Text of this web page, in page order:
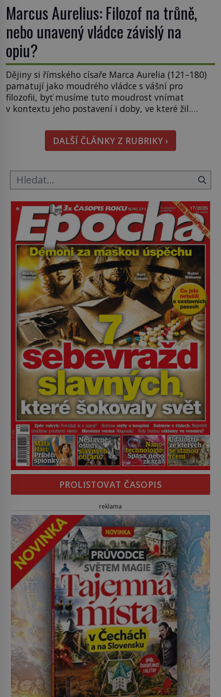
Marcus Aurelius: Filozof na trůně,
nebo unavený vládce závislý na
opiu?
Dějiny si římského císaře Marca Aurelia (121–180)
pamatují jako moudrého vládce s vášní pro
filozofii, byť musíme tuto moudrost vnímat
v kontextu jeho postavení i doby, ve které žil.
pravdu na padrť a prohlásit, že to byl jen životem
unavený a drogou ovládaný muž? Marcus Aurelius
byl zastáncem stoicismu, učení, […]
DALŠÍ ČLÁNKY Z RUBRIKY ›
PROLISTOVAT ČASOPIS
reklama